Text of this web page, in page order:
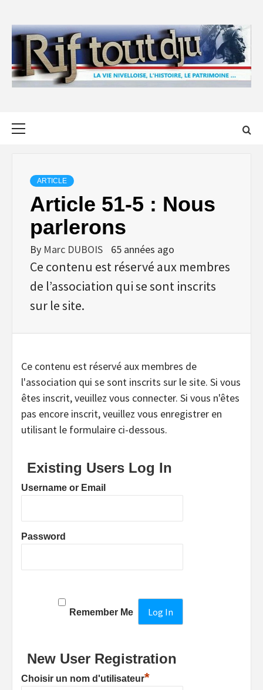
content
ARTICLE
Article 51-5 : Nous
parlerons
By Marc DUBOIS 65 années ago
Ce contenu est réservé aux membres
de l’association qui se sont inscrits
sur le site.
Ce contenu est réservé aux membres de
l'association qui se sont inscrits sur le site. Si vous
êtes inscrit, veuillez vous connecter. Si vous n'êtes
pas encore inscrit, veuillez vous enregistrer en
utilisant le formulaire ci-dessous.
Existing Users Log In
Username or Email
Password
Remember Me
New User Registration
Choisir un nom d'utilisateur*